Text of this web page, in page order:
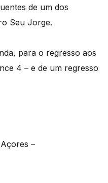
de um dos
Seu Jorge.
para o regresso aos
4 – e de um regresso
–